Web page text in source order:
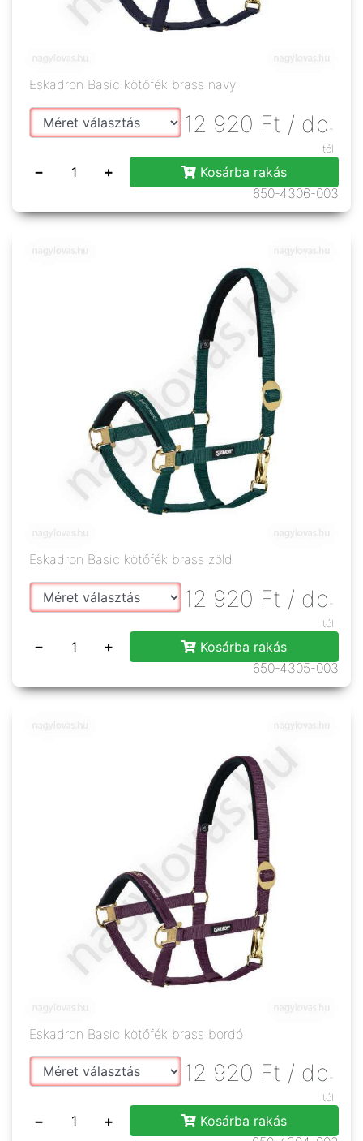
Eskadron Basic kötőfék brass navy
12 920 Ft / db -
tól
− +
Kosárba rakás
650-4306-003
Eskadron Basic kötőfék brass zöld
12 920 Ft / db -
tól
− +
Kosárba rakás
650-4305-003
Eskadron Basic kötőfék brass bordó
12 920 Ft / db -
tól
− +
Kosárba rakás